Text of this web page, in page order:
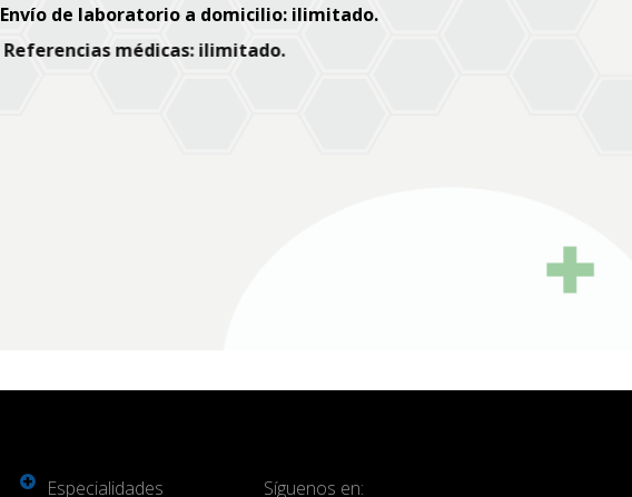
Envío de laboratorio a domicilio: ilimitado.
Referencias médicas:ilimitado.
Titular, cónyugue e hijos menores de 18 años.
Especialidades Síguenos en: